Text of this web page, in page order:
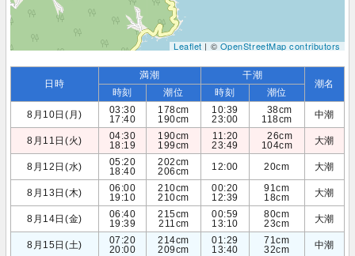
Leaflet| ©OpenStreetMap contributors
日時
満潮 干潮
潮名
時刻 潮位 時刻
潮位
8月10日(月)
03:30
17:40
178cm
190cm
10:39
23:00
38cm
118cm
中潮
8月11日(火)
04:30
18:19
190cm
199cm
11:20
23:49
26cm
104cm
大潮
8月12日(水)
05:20
18:40
202cm
206cm
12:00 20cm 大潮
8月13日(木)
06:00
19:10
210cm
210cm
00:20
12:39
91cm
18cm
大潮
8月14日(金)
06:40
19:39
215cm
211cm
00:59
13:10
80cm
23cm
大潮
8月15日(土)
07:20
20:00
214cm
209cm
01:29
13:40
71cm
32cm
中潮